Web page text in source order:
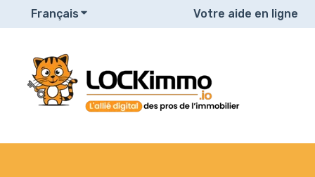
Français Afficher le sous-menu pour les
Votre aide en ligne